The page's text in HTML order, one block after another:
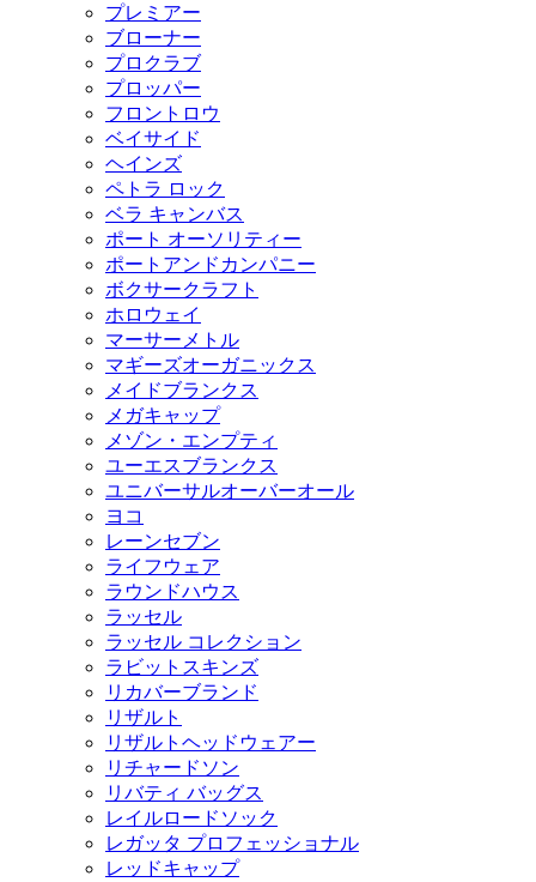
プレミアー
ブローナー
プロクラブ
プロッパー
フロントロウ
ベイサイド
ヘインズ
ペトラ ロック
ベラ キャンバス
ポート オーソリティー
ポートアンドカンパニー
ボクサークラフト
ホロウェイ
マーサーメトル
マギーズオーガニックス
メイドブランクス
メガキャップ
メゾン・エンプティ
ユーエスブランクス
ユニバーサルオーバーオール
ヨコ
レーンセブン
ライフウェア
ラウンドハウス
ラッセル
ラッセル コレクション
ラビットスキンズ
リカバーブランド
リザルト
リザルトヘッドウェアー
リチャードソン
リバティ バッグス
レイルロードソック
レガッタ プロフェッショナル
レッドキャップ